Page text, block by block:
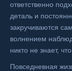
ответственно
деталь и
закручиваются
волнением
никто не знает,
Повседневная